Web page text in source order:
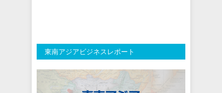
東南アジアビジネスレポート